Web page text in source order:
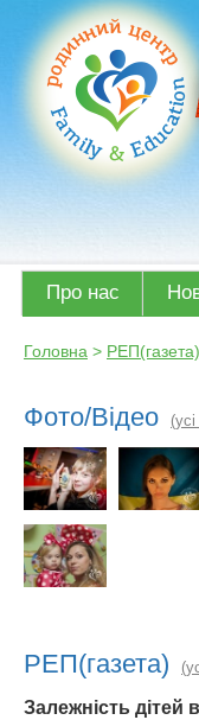
Про нас
Головна > РЕП(газета)
Фото/Відео
РЕП(газета)
Залежність дітей